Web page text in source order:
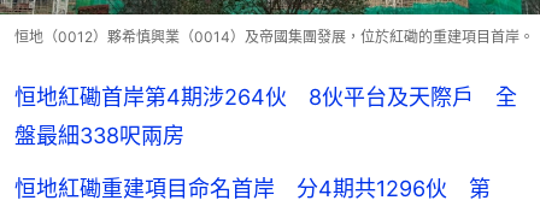
恒地（0012）夥希慎興業（0014）及帝國集團發展，位於紅磡的重建項目首岸。
恒地紅磡首岸第4期涉264伙 8伙平台及天際戶 全
盤最細338呎兩房
恒地紅磡重建項目命名首岸 分4期共1296伙 第